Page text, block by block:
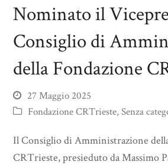
Nominato il
Consiglio di
della Fondazione
27 Maggio 2025
Fondazione CRTrieste,Senza
Il Consiglio di Amministrazione
CRTrieste, presieduto da Massimo